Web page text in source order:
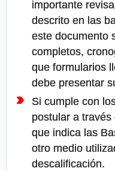
importante
descrito en las
este documento
completos,
que formularios
debe presentar
Si cumple con
postular a
que indica las
otro medio
descalificación.